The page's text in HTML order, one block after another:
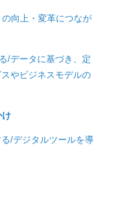
向上・変革につなが
/データに基づき、定
やビジネスモデルの
け
/デジタルツールを導